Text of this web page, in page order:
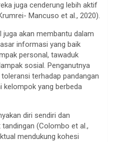
juga cenderung lebih aktif
Mancuso et al., 2020).
juga akan membantu dalam
informasi yang baik
personal, tawaduk
sosial. Penganutnya
terhadap pandangan
kelompok yang berbeda
diri sendiri dan
(Colombo et al.,
mendukung kohesi